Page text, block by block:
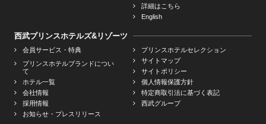
詳細はこちら
English
西武プリンスホテルズ&リゾーツ
会員サービス・特典
プリンスホテルブランドについ
て
ホテル一覧
会社情報
採用情報
お知らせ・プレスリリース
プリンスホテルセレクション
サイトマップ
サイトポリシー
個人情報保護方針
特定商取引法に基づく表記
西武グループ